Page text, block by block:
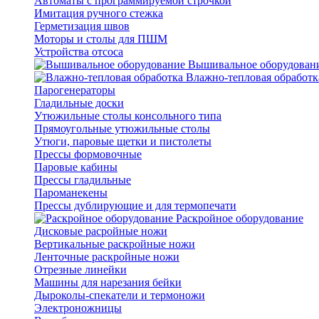
Имитация ручного стежка
Герметизация швов
Моторы и столы для ПШМ
Устройства отсоса
Вышивальное
Влажно-тепловая
Парогенераторы
Гладильные доски
Утюжильные столы консольного типа
Прямоугольные утюжильные столы
Утюги, паровые щетки и пистолеты
Прессы формовочные
Паровые кабины
Прессы гладильные
Пароманекены
Прессы дублирующие и для термопечати
Раскройное оборудование
Дисковые расройные ножи
Вертикальные раскройные ножи
Ленточные раскройные ножи
Отрезные линейки
Машины для нарезания бейки
Дыроколы-спекатели и термоножи
Электроножницы